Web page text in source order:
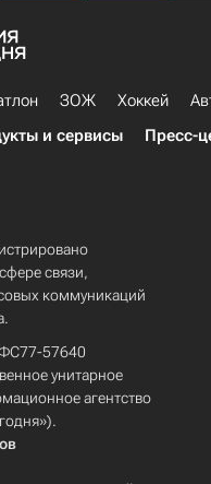
ЗОЖ Хоккей
и сервисы Пресс-
связи,
коммуникаций
57640
унитарное
агентство